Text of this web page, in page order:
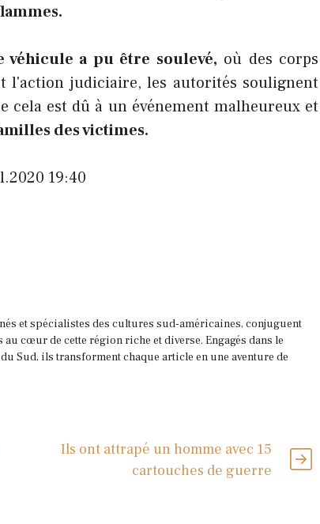
a pu être soulevé, où des corps
l'action judiciaire, les autorités soulignent
est dû à un événement malheureux et
des victimes.
19:40
et spécialistes des cultures sud-américaines, conjuguent
cœur de cette région riche et diverse. Engagés dans le
Sud, ils transforment chaque article en une aventure de
Ils ont attrapé un homme avec 15
cartouches de guerre